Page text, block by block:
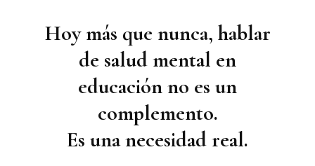
Hoy más que nunca, hablar
de salud mental en
educación no es un
complemento.
Es una necesidad real.